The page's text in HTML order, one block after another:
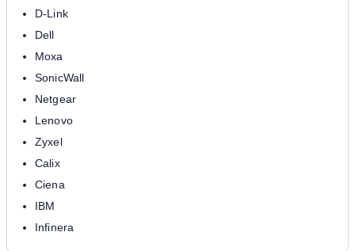
D-Link
Dell
Moxa
SonicWall
Netgear
Lenovo
Zyxel
Calix
Ciena
IBM
Infinera